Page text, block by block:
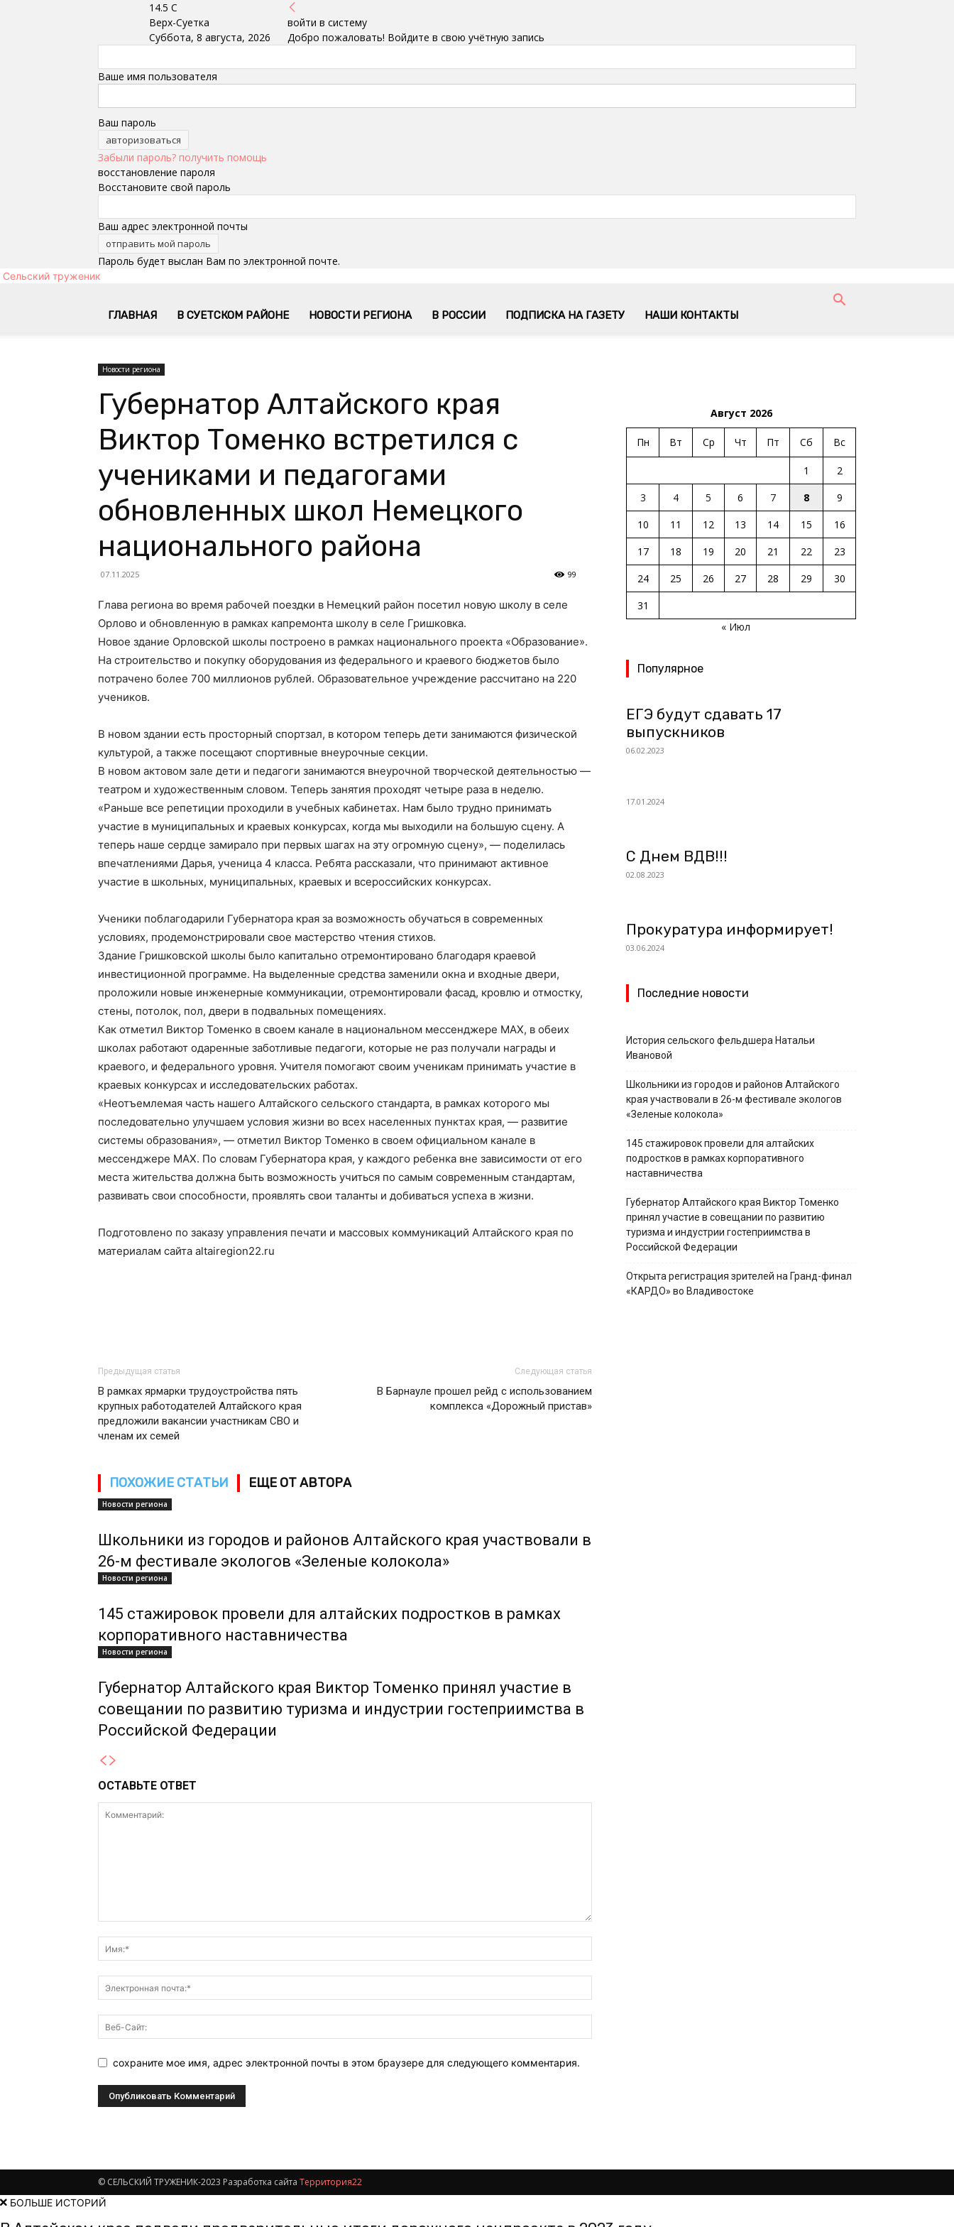
14.5 C
Верх-Суетка
Суббота, 8 августа, 2026
войти в систему
Добро пожаловать! Войдите в свою учётную запись
Ваше имя пользователя
Ваш пароль
Забыли пароль? получить помощь
восстановление пароля
Восстановите свой пароль
Ваш адрес электронной почты
Пароль будет выслан Вам по электронной почте.
Сельский труженик
ГЛАВНАЯ В СУЕТСКОМ РАЙОНЕ НОВОСТИ РЕГИОНА В РОССИИ ПОДПИСКА НА ГАЗЕТУ НАШИ КОНТАКТЫ
Новости региона
Губернатор Алтайского края
Виктор Томенко встретился с
учениками и педагогами
обновленных школ Немецкого
национального района
07.11.2025 99
Глава региона во время рабочей поездки в Немецкий район посетил новую школу в селе
Орлово и обновленную в рамках капремонта школу в селе Гришковка.
Новое здание Орловской школы построено в рамках национального проекта «Образование».
На строительство и покупку оборудования из федерального и краевого бюджетов было
потрачено более 700 миллионов рублей. Образовательное учреждение рассчитано на 220
учеников.
В новом здании есть просторный спортзал, в котором теперь дети занимаются физической
культурой, а также посещают спортивные внеурочные секции.
В новом актовом зале дети и педагоги занимаются внеурочной творческой деятельностью —
театром и художественным словом. Теперь занятия проходят четыре раза в неделю.
«Раньше все репетиции проходили в учебных кабинетах. Нам было трудно принимать
участие в муниципальных и краевых конкурсах, когда мы выходили на большую сцену. А
теперь наше сердце замирало при первых шагах на эту огромную сцену», — поделилась
впечатлениями Дарья, ученица 4 класса. Ребята рассказали, что принимают активное
участие в школьных, муниципальных, краевых и всероссийских конкурсах.
Ученики поблагодарили Губернатора края за возможность обучаться в современных
условиях, продемонстрировали свое мастерство чтения стихов.
Здание Гришковской школы было капитально отремонтировано благодаря краевой
инвестиционной программе. На выделенные средства заменили окна и входные двери,
проложили новые инженерные коммуникации, отремонтировали фасад, кровлю и отмостку,
стены, потолок, пол, двери в подвальных помещениях.
Как отметил Виктор Томенко в своем канале в национальном мессенджере МАХ, в обеих
школах работают одаренные заботливые педагоги, которые не раз получали награды и
краевого, и федерального уровня. Учителя помогают своим ученикам принимать участие в
краевых конкурсах и исследовательских работах.
«Неотъемлемая часть нашего Алтайского сельского стандарта, в рамках которого мы
последовательно улучшаем условия жизни во всех населенных пунктах края, — развитие
системы образования», — отметил Виктор Томенко в своем официальном канале в
мессенджере МАХ. По словам Губернатора края, у каждого ребенка вне зависимости от его
места жительства должна быть возможность учиться по самым современным стандартам,
развивать свои способности, проявлять свои таланты и добиваться успеха в жизни.
Подготовлено по заказу управления печати и массовых коммуникаций Алтайского края по
материалам сайта altairegion22.ru
Предыдущая статья
В рамках ярмарки трудоустройства пять
крупных работодателей Алтайского края
предложили вакансии участникам СВО и
членам их семей
Следующая статья
В Барнауле прошел рейд с использованием
комплекса «Дорожный пристав»
ПОХОЖИЕ СТАТЬИ ЕЩЕ ОТ АВТОРА
Новости региона
Школьники из городов и районов Алтайского края участвовали в
26-м фестивале экологов «Зеленые колокола»
Новости региона
145 стажировок провели для алтайских подростков в рамках
корпоративного наставничества
Новости региона
Губернатор Алтайского края Виктор Томенко принял участие в
совещании по развитию туризма и индустрии гостеприимства в
Российской Федерации
ОСТАВЬТЕ ОТВЕТ
сохраните мое имя, адрес электронной почты в этом браузере для следующего комментария.
Август 2026
Пн Вт Ср Чт Пт Сб Вс
1
2
3
4 5 6 7 8
9
10
11 12 13 14 15
16
17
18 19 20 21 22
23
24
25 26 27 28 29
30
31
« Июл
Популярное
ЕГЭ будут сдавать 17
выпускников
06.02.2023
17.01.2024
С Днем ВДВ!!!
02.08.2023
Прокуратура информирует!
03.06.2024
Последние новости
История сельского фельдшера Натальи
Ивановой
Школьники из городов и районов Алтайского
края участвовали в 26-м фестивале экологов
«Зеленые колокола»
145 стажировок провели для алтайских
подростков в рамках корпоративного
наставничества
Губернатор Алтайского края Виктор Томенко
принял участие в совещании по развитию
туризма и индустрии гостеприимства в
Российской Федерации
Открыта регистрация зрителей на Гранд-финал
«КАРДО» во Владивостоке
© СЕЛЬСКИЙ ТРУЖЕНИК-2023 Разработка сайта Территория22
БОЛЬШЕ ИСТОРИЙ